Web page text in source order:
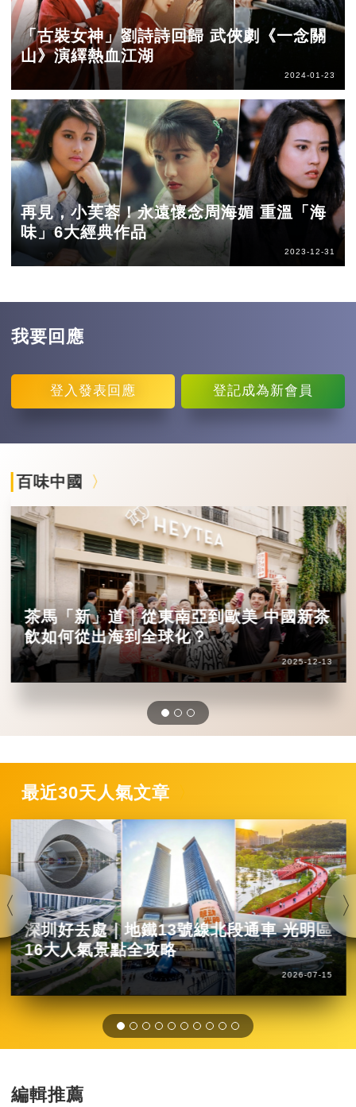
「古裝女神」劉詩詩回歸 武俠劇《一念關
山》演繹熱血江湖
2024-01-23
再見，小芙蓉！永遠懷念周海媚 重溫「海
味」6大經典作品
2023-12-31
我要回應
登入 發表回應 登記成為新會員
百味中國
茶馬「新」道｜從東南亞到歐美 中國新茶
飲如何從出海到全球化？
2025-12-13
最近30天人氣文章
深圳好去處｜地鐵13號線北段通車 光明區
16大人氣景點全攻略
2026-07-15
編輯推薦